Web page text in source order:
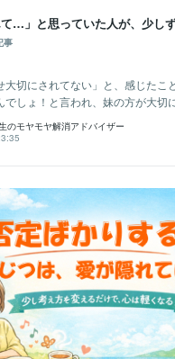
て…」と思っていた人が、少し
事
大切にされてない」と、感じたこ
でしょ！と言われ、妹の方が大切
のモヤモヤ解消アドバイザー